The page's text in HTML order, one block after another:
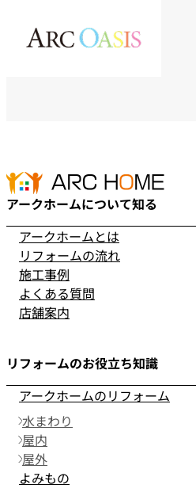
アークホームについて知る
アークホームとは
リフォームの流れ
施工事例
よくある質問
店舗案内
リフォームのお役立ち知識
アークホームのリフォーム
水まわり
屋内
屋外
よみもの